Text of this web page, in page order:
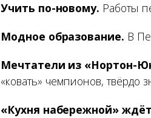
Учить по-новому. Работы
Модное образование. В
Мечтатели из «Нортон-
«ковать» чемпионов, твёрдо
«Кухня набережной»